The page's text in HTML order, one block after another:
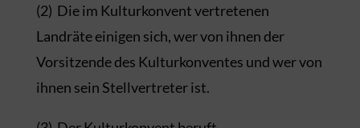
(2) Die im Kulturkonvent vertretenen
Landräte einigen sich, wer von ihnen der
Vorsitzende des Kulturkonventes und wer von
ihnen sein Stellvertreter ist.